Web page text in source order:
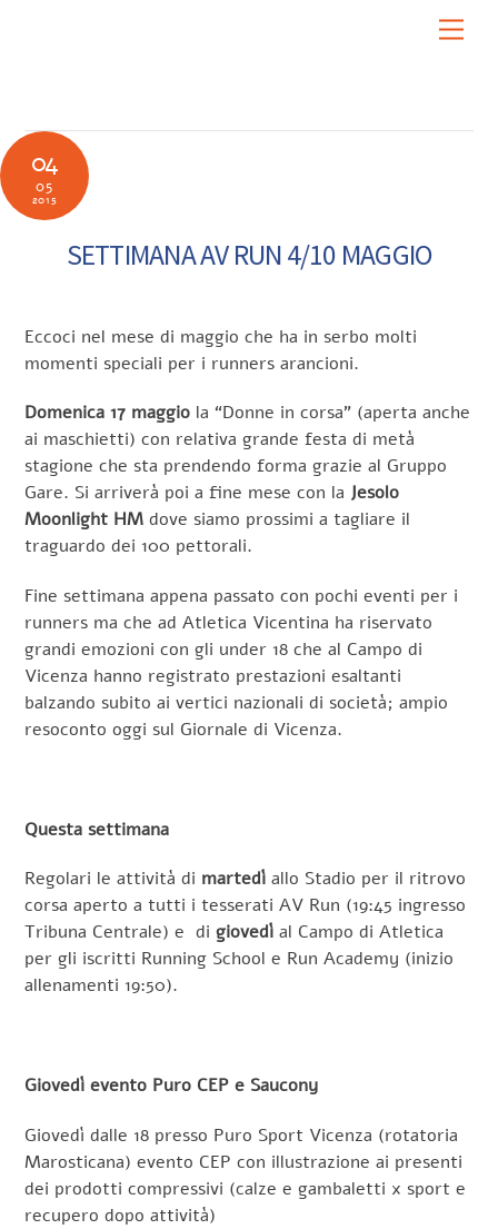
04
05
2015
SETTIMANA AV RUN 4/10 MAGGIO
Eccoci nel mese di maggio che ha in serbo molti
momenti speciali per i runners arancioni.
Domenica 17 maggio la “Donne in corsa” (aperta anche
ai maschietti) con relativa grande festa di metà
stagione che sta prendendo forma grazie al Gruppo
Gare. Si arriverà poi a fine mese con la Jesolo
Moonlight HM dove siamo prossimi a tagliare il
traguardo dei 100 pettorali.
Fine settimana appena passato con pochi eventi per i
runners ma che ad Atletica Vicentina ha riservato
grandi emozioni con gli under 18 che al Campo di
Vicenza hanno registrato prestazioni esaltanti
balzando subito ai vertici nazionali di società; ampio
resoconto oggi sul Giornale di Vicenza.
Questa settimana
Regolari le attività di martedì allo Stadio per il ritrovo
corsa aperto a tutti i tesserati AV Run (19:45 ingresso
Tribuna Centrale) e digiovedì al Campo di Atletica
per gli iscritti Running School e Run Academy (inizio
allenamenti 19:50).
Giovedì evento Puro CEP e Saucony
Giovedì dalle 18 presso Puro Sport Vicenza (rotatoria
Marosticana) evento CEP con illustrazione ai presenti
dei prodotti compressivi (calze e gambaletti x sport e
recupero dopo attività)